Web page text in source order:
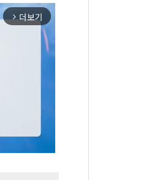
arrow_forward_ios 더보기